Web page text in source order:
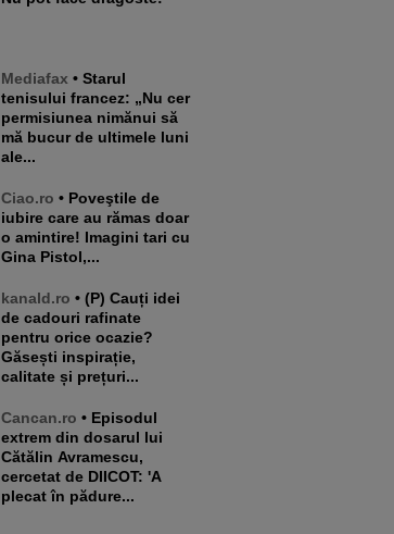
Mediafax • Starul
tenisului francez: „Nu cer
permisiunea nimănui să
mă bucur de ultimele luni
ale...
Ciao.ro • Poveştile de
iubire care au rămas doar
o amintire! Imagini tari cu
Gina Pistol,...
kanald.ro • (P) Cauți idei
de cadouri rafinate
pentru orice ocazie?
Găsești inspirație,
calitate și prețuri...
Cancan.ro • Episodul
extrem din dosarul lui
Cătălin Avramescu,
cercetat de DIICOT: 'A
plecat în pădure...